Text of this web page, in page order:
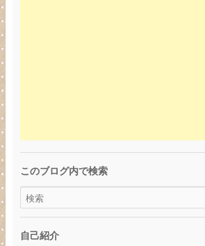
このブログ内で検索
自己紹介